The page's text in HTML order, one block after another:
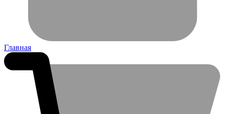
Главная